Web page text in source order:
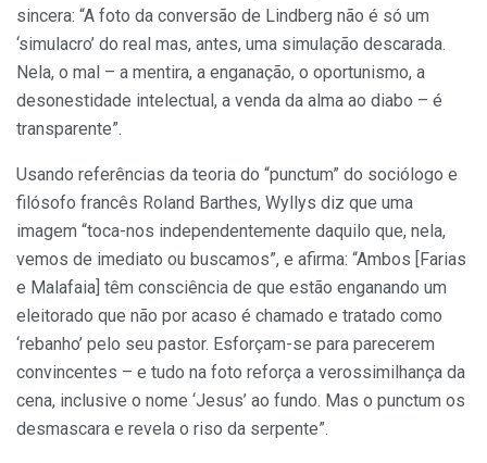
sincera: “A foto da conversão de Lindberg não é só um
‘simulacro’ do real mas, antes, uma simulação descarada.
Nela, o mal – a mentira, a enganação, o oportunismo, a
desonestidade intelectual, a venda da alma ao diabo – é
transparente”.
Usando referências da teoria do “punctum” do sociólogo e
filósofo francês Roland Barthes, Wyllys diz que uma
imagem “toca-nos independentemente daquilo que, nela,
vemos de imediato ou buscamos”, e afirma: “Ambos [Farias
e Malafaia] têm consciência de que estão enganando um
eleitorado que não por acaso é chamado e tratado como
‘rebanho’ pelo seu pastor. Esforçam-se para parecerem
convincentes – e tudo na foto reforça a verossimilhança da
cena, inclusive o nome ‘Jesus’ ao fundo. Mas o punctum os
desmascara e revela o riso da serpente”.